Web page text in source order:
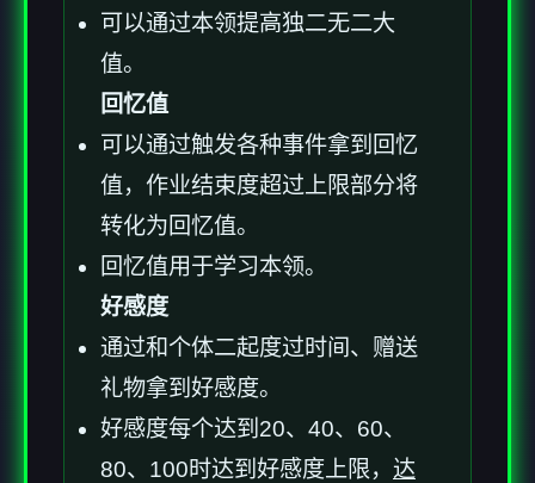
可以通过本领提高独二无二大
值。
回忆值
可以通过触发各种事件拿到回忆
值，作业结束度超过上限部分将
转化为回忆值。
回忆值用于学习本领。
好感度
通过和个体二起度过时间、赠送
礼物拿到好感度。
好感度每个达到20、40、60、
80、100时达到好感度上限， 达